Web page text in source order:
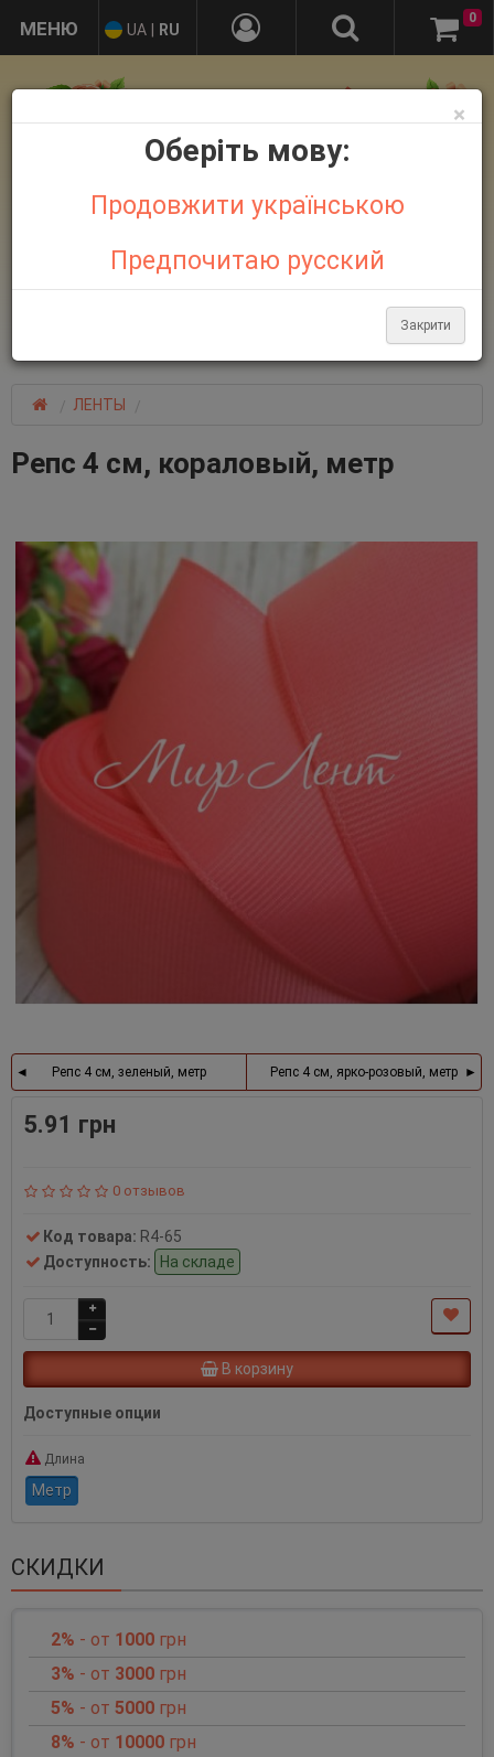
+38 095 032 21 44
UA RU
0
ЛЕНТЫ
Репс 4 см, кораловый, метр
×
Оберіть мову:
Продовжити українською
Предпочитаю русский
Закрити
Репс 4 см, зеленый, метр Репс 4 см, ярко-розовый, метр
5.91 грн
0 отзывов
Код товара: R4-65
Доступность:
На складе
В корзину
Доступные опции
Длина
Метр
СКИДКИ
2% - от 1000 грн
3% - от 3000 грн
5% - от 5000 грн
8% - от 10000 грн